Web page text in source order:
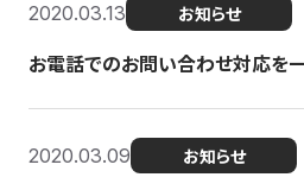
2020.03.13 お知らせ
お電話でのお問い合わせ対応を
2020.03.09 お知らせ